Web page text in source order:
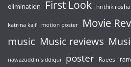
elimination First Look hrithik
katrina kaif motion poster Movie
music Music reviews
nawazuddin siddiqui poster Raees